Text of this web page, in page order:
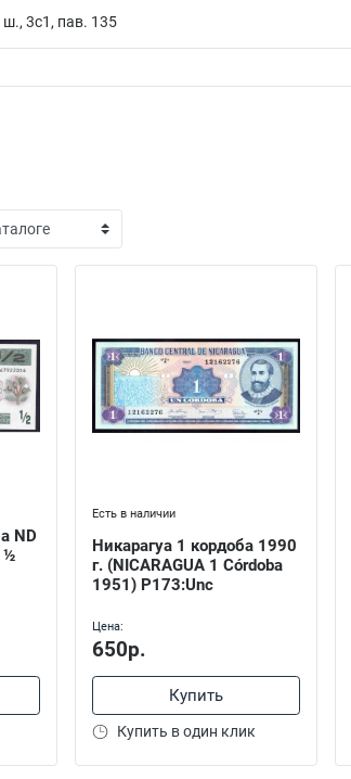
3с1, пав. 135
ND
½
Есть в наличии
Никарагуа 1 кордоба 1990
г. (NICARAGUA 1 Córdoba
1951) P173:Unc
Цена:
650р.
Купить
Купить в один клик